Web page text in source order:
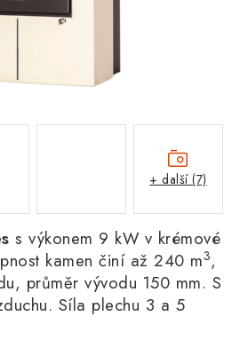
s výkonem 9 kW v krémové
kamen činí až 240 m3,
průměr vývodu 150 mm. S
Síla plechu 3 a 5
+ další (7)